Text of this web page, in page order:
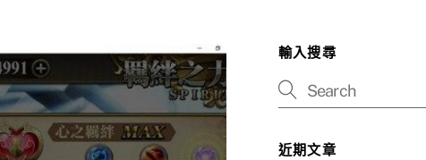
輸入搜尋
近期文章